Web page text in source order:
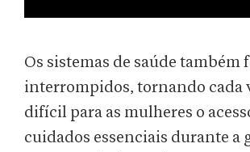
Os sistemas de saúde também
interrompidos, tornando cada
difícil para as mulheres o
cuidados essenciais durante a